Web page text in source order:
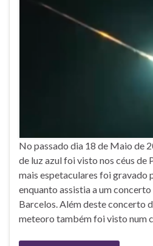
No passado dia 18 de Maio de
de luz azul foi visto nos céus de
mais espetaculares foi gravado
enquanto assistia a um
Barcelos. Além deste concerto
meteoro também foi visto num